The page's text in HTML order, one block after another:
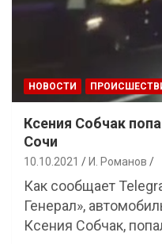
НОВОСТИ
Ксения Собчак
Сочи
10.10.2021 И. Романов
Как сообщает
Генерал»,
Ксения Собчак,